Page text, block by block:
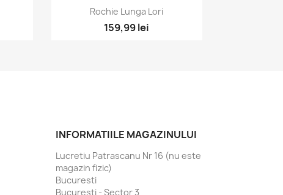
Vizualizare rapida
Rochie Lunga Lori
159,99 lei
INFORMATIILE MAGAZINULUI
Lucretiu Patrascanu Nr 16 (nu este
magazin fizic)
Bucuresti
Bucuresti - Sector 3